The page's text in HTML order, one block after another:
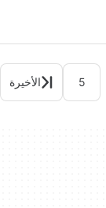
5 الأخيرة